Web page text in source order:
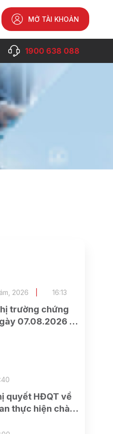
MỞ TÀI KHOẢN
1900 638 088
trường chứng
07.08.2026 –
2026 16:13
quyết HĐQT về
thực hiện chào